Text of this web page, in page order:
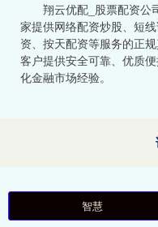
翔云优配_股票配资公
家提供网络配资炒股、短
资、按天配资等服务的正
客户提供安全可靠、优质
化金融市场经验。
智慧